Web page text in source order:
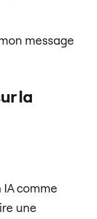
message
la
comme
une